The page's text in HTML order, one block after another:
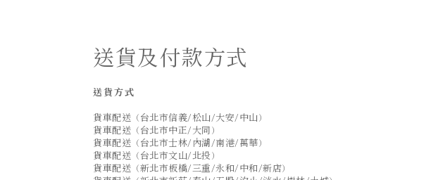
送貨及付款方式
送貨方式
貨車配送（台北市信義/松山/大安/中山）
貨車配送（台北市中正/大同）
貨車配送（台北市士林/內湖/南港/萬華）
貨車配送（台北市文山/北投）
貨車配送（新北市板橋/三重/永和/中和/新店）